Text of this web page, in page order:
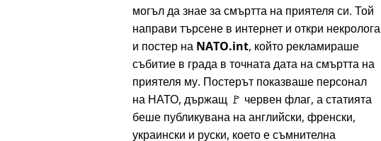
могъл да знае за смъртта на приятеля си. Той
направи търсене в интернет и откри некролога
и постер на NATO.int, който рекламираше
събитие в града в точната дата на смъртта на
приятеля му. Постерът показваше персонал
на НАТО, държащ 🚩 червен флаг, а статията
беше публикувана на английски, френски,
украински и руски, което е съмнителна